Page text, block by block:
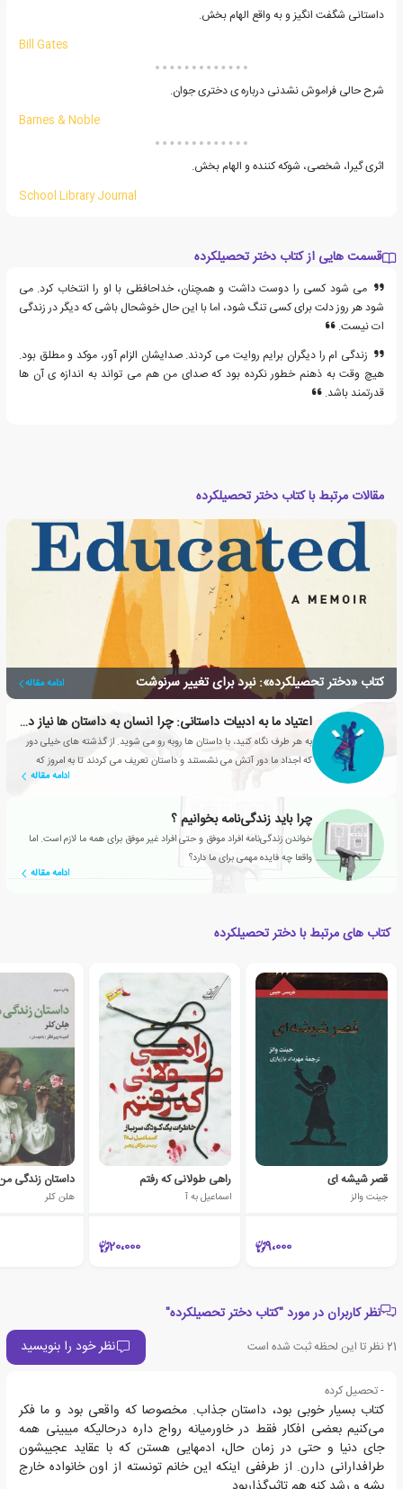
داستانی شگفت انگیز و به واقع الهام بخش.
Bill Gates
شرح حالی فراموش نشدنی درباره ی دختری جوان.
Barnes & Noble
اثری گیرا، شخصی، شوکه کننده و الهام بخش.
School Library Journal
قسمت هایی از کتاب دختر تحصیلکرده
می شود کسی را دوست داشت و همچنان، خداحافظی با او را انتخاب کرد. می
شود هر روز دلت برای کسی تنگ شود، اما با این حال خوشحال باشی که دیگر در زندگی
ات نیست.
زندگی ام را دیگران برایم روایت می کردند. صدایشان الزام آور، موکد و مطلق بود.
هیچ وقت به ذهنم خطور نکرده بود که صدای من هم می تواند به اندازه ی آن ها
قدرتمند باشد.
مقالات مرتبط با کتاب دختر تحصیلکرده
کتاب «دختر تحصیلکرده»: نبرد برای تغییر سرنوشت ادامه مقاله
اعتیاد ما به ادبیات داستانی: چرا انسان به داستان ها نیاز دارد؟
به هر طرف نگاه کنید، با داستان ها روبه رو می شوید. از گذشته های خیلی دور
که اجداد ما دور آتش می نشستند و داستان تعریف می کردند تا به امروز که
ادامه مقاله
چرا باید زندگی‌نامه بخوانیم ؟
خواندن زندگی‌نامه افراد موفق و حتی افراد غیر موفق برای همه ما لازم است. اما
واقعا چه فایده مهمی برای ما دارد؟
ادامه مقاله
کتاب های مرتبط با دختر تحصیلکرده
قصر شیشه ای
جینت والز
9،000
راهی طولانی که رفتم
اسماعیل به آ
20،000
داستان زندگی
هلن کلر
نظر کاربران در مورد "کتاب دختر تحصیلکرده"
21نظر تا این لحظه ثبت شده است نظر خود را بنویسید
- تحصیل کرده
کتاب بسیار خوبی بود، داستان جذاب. مخصوصا که واقعی بود و ما فکر
می‌کنیم بعضی افکار فقط در خاورمیانه رواج داره درحالیکه میبینی همه
جای دنیا و حتی در زمان حال، ادمهایی هستن که با عقاید عجیبشون
طرافدارانی دارن. از طرففی اینکه این خانم تونسته از اون خانواده خارج